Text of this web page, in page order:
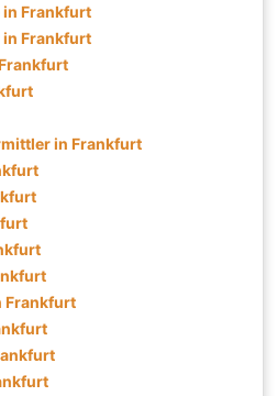
Frankfurt
Frankfurt
in Frankfurt
Frankfurt